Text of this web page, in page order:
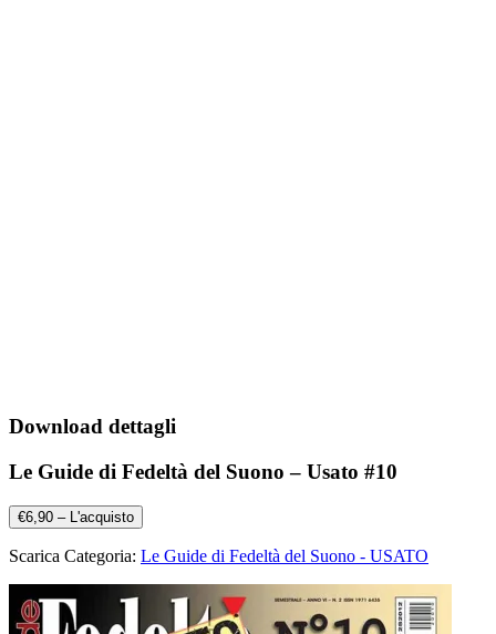
Download dettagli
Le Guide di Fedeltà del Suono – Usato #10
€6,90 – L'acquisto
Scarica Categoria: Le Guide di Fedeltà del Suono - USATO